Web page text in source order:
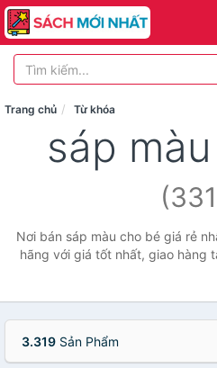
Trang chủ Từ khóa
sáp
Nơi bán sáp màu cho bé giá rẻ
hãng với giá tốt nhất, giao hàng
3.319 Sản Phẩm